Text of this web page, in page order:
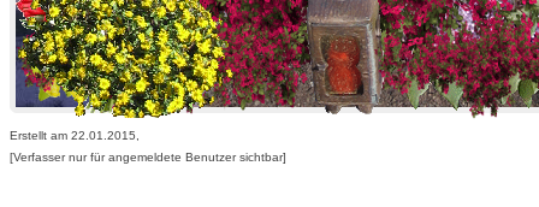
Erstellt am 22.01.2015,
[Verfasser nur für angemeldete Benutzer sichtbar]